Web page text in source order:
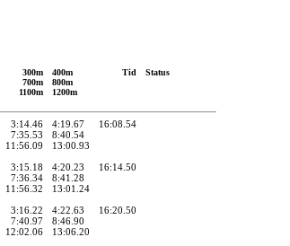
300m 400m Tid
Status
700m
800m
1100m
1200m
3:14.46 4:19.67
16:08.54
7:35.53
8:40.54
11:56.09
13:00.93
3:15.18 4:20.23
16:14.50
7:36.34
8:41.28
11:56.32
13:01.24
3:16.22 4:22.63
16:20.50
7:40.97
8:46.90
12:02.06
13:06.20